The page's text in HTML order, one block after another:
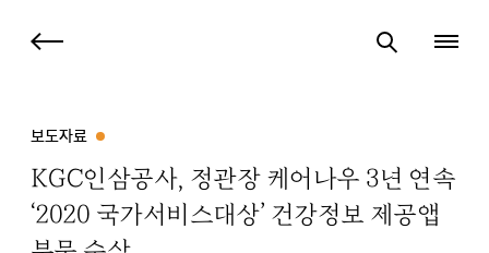
보도자료
KGC인삼공사, 정관장 케어나우 3년 연속
‘2020 국가서비스대상’ 건강정보 제공앱